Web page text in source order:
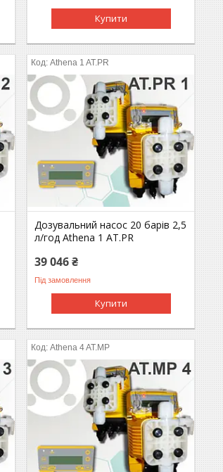
Купити
Athena 1 AT.PR
Дозувальний насос 20 барів 2,5
л/год Athena 1 AT.PR
39 046 ₴
Під замовлення
Купити
Athena 4 AT.MP